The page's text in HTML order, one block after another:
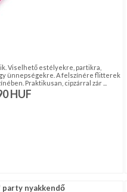
Viselhető estélyekre, partikra,
ünnepségekre. A felszínére flitterek
Praktikusan, cipzárral zár ...
HUF
nyakkendő